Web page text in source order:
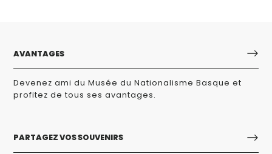
AVANTAGES
Devenez ami du Musée du Nationalisme Basque et
profitez de tous ses avantages.
PARTAGEZ VOS SOUVENIRS